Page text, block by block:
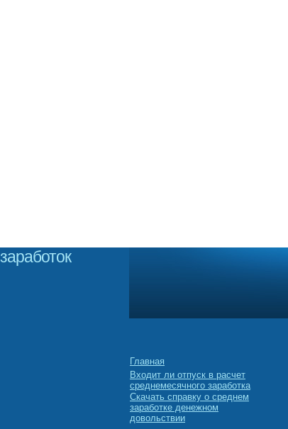
заработок
Главная
Входит ли отпуск в расчет
среднемесячного заработка
Скачать справку о среднем
заработке денежном
довольствии